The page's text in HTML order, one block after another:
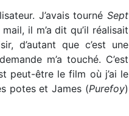
J’avais tournéSept
il m’a dit qu’il réalisait
d’autant que c’est une
m’a touché. C’est
peut-être le film où j’ai le
potes et James (Purefoy)